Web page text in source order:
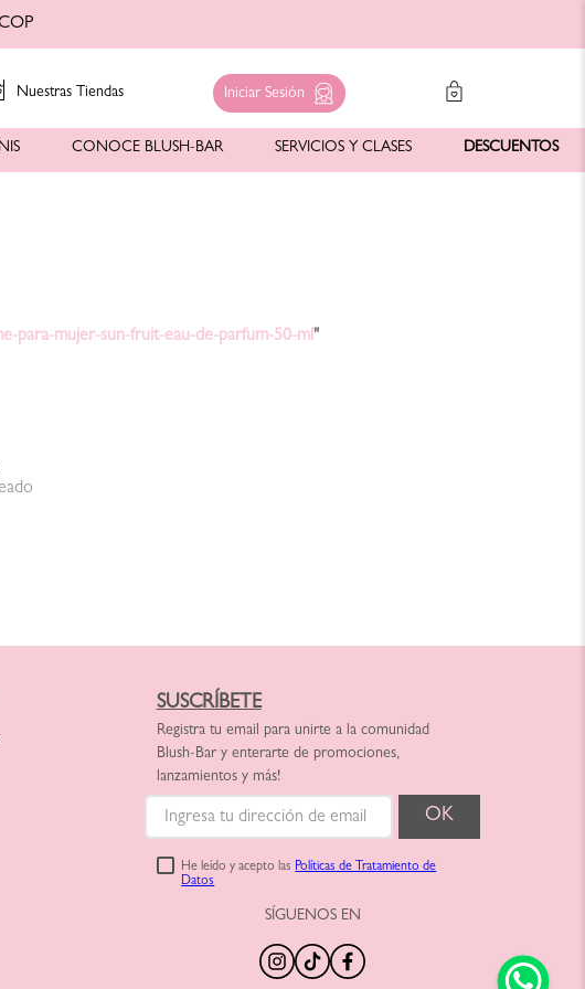
Nuestras Tiendas Iniciar Sesión
CONOCE BLUSH-BAR SERVICIOS Y CLASES DESCUENTOS
para-mujer-sun-fruit-eau-de-parfum-50-ml"
SUSCRÍBETE
Registra tu email para unirte a la comunidad
Blush-Bar y enterarte de promociones,
lanzamientos y más!
He leído y acepto las Políticas de Tratamiento de
Datos
SÍGUENOS EN